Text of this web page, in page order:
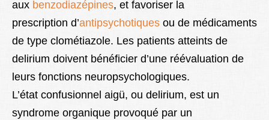
aux benzodiazépines, et favoriser la
prescription d’antipsychotiques ou de médicaments
de type clométiazole. Les patients atteints de
delirium doivent bénéficier d’une réévaluation de
leurs fonctions neuropsychologiques.
L’état confusionnel aigü, ou delirium, est un
syndrome organique provoqué par un